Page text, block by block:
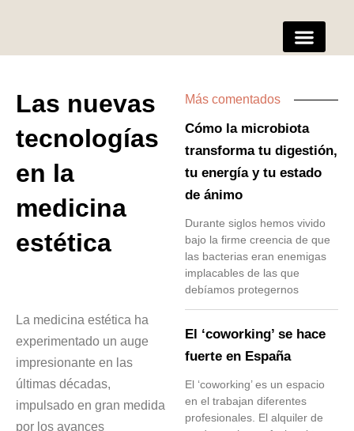
contenido
Las nuevas
tecnologías
en la
medicina
estética
La medicina estética ha
experimentado un auge
impresionante en las
últimas décadas,
impulsado en gran medida
por los avances
Más comentados
Cómo la microbiota
transforma tu digestión,
tu energía y tu estado
de ánimo
Durante siglos hemos vivido
bajo la firme creencia de que
las bacterias eran enemigas
implacables de las que
debíamos protegernos
El ‘coworking’ se hace
fuerte en España
El ‘coworking’ es un espacio
en el trabajan diferentes
profesionales. El alquiler de